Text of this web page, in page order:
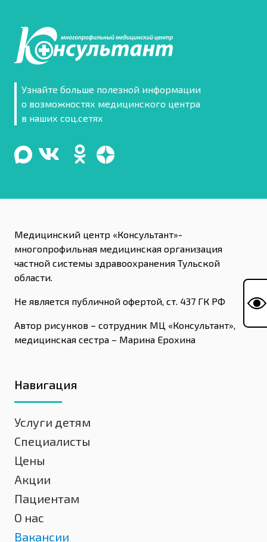
Узнайте больше полезной информации
о возможностях медицинского центра
в наших соц.сетях
Медицинский центр «Консультант»-
многопрофильная медицинская организация
частной системы здравоохранения Тульской
области.
Не является публичной офертой, ст. 437 ГК РФ
Автор рисунков – сотрудник МЦ «Консультант»,
медицинская сестра – Марина Ерохина
Навигация
Услуги детям
Специалисты
Цены
Акции
Пациентам
О нас
Вакансии